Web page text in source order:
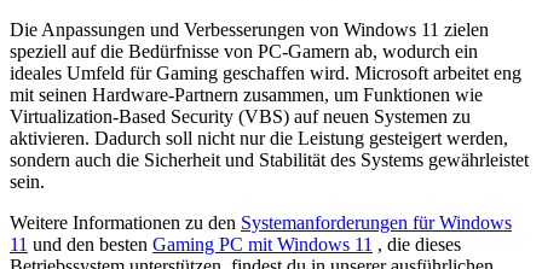
Die Anpassungen und Verbesserungen von Windows 11 zielen
speziell auf die Bedürfnisse von PC-Gamern ab, wodurch ein
ideales Umfeld für Gaming geschaffen wird. Microsoft arbeitet eng
mit seinen Hardware-Partnern zusammen, um Funktionen wie
Virtualization-Based Security (VBS) auf neuen Systemen zu
aktivieren. Dadurch soll nicht nur die Leistung gesteigert werden,
sondern auch die Sicherheit und Stabilität des Systems gewährleistet
sein.
Weitere Informationen zu den Systemanforderungen für Windows
11 und den besten Gaming PC mit Windows 11 , die dieses